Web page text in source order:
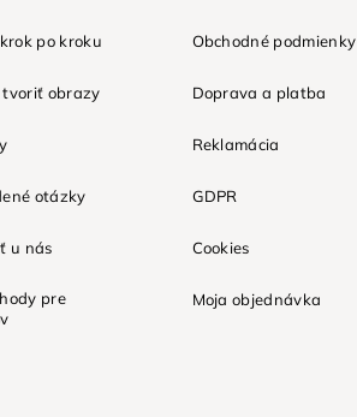
po kroku
obrazy
otázky
u nás
pre
Obchodné podmienky
Doprava a platba
Reklamácia
GDPR
Cookies
Moja objednávka